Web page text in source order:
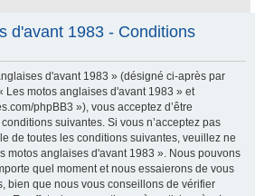
d'avant 1983 - Conditions
d'avant 1983 » (désigné ci-après par
Les motos anglaises d'avant 1983 » et
phpBB3 »), vous acceptez d’être
suivantes. Si vous n’acceptez pas
de toutes les conditions suivantes, veuillez ne
motos anglaises d'avant 1983 ». Nous pouvons
quel moment et nous essaierons de vous
bien que nous vous conseillons de vérifier